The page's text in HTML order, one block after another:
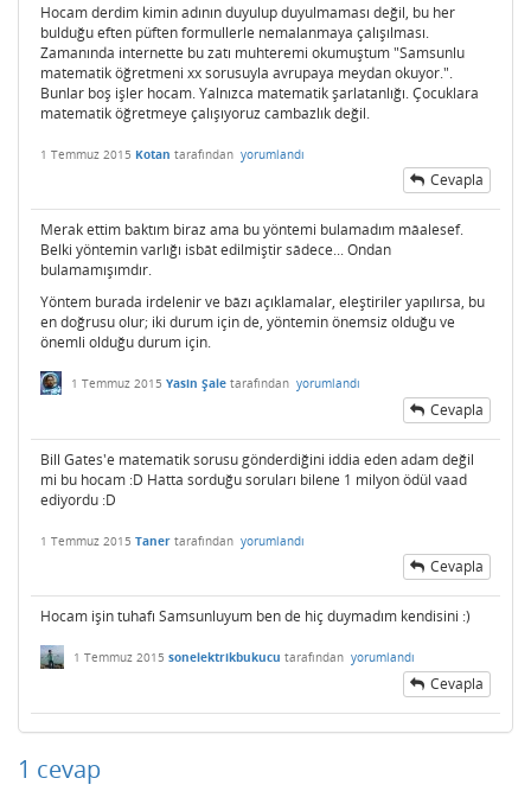
Hocam derdim kimin adının duyulup duyulmaması değil, bu her
bulduğu eften püften formullerle nemalanmaya çalışılması.
Zamanında internette bu zatı muhteremi okumuştum "Samsunlu
matematik öğretmeni xx sorusuyla avrupaya meydan okuyor.".
Bunlar boş işler hocam. Yalnızca matematik şarlatanlığı. Çocuklara
matematik öğretmeye çalışıyoruz cambazlık değil.
1 Temmuz 2015 Kotan tarafından yorumlandı
Cevapla
Merak ettim baktım biraz ama bu yöntemi bulamadım mâalesef.
Belki yöntemin varlığı isbât edilmiştir sâdece... Ondan
bulamamışımdır.
Yöntem burada irdelenir ve bâzı açıklamalar, eleştiriler yapılırsa, bu
en doğrusu olur; iki durum için de, yöntemin önemsiz olduğu ve
önemli olduğu durum için.
1 Temmuz 2015 Yasin Şale tarafından yorumlandı
Cevapla
Bill Gates'e matematik sorusu gönderdiğini iddia eden adam değil
mi bu hocam :D Hatta sorduğu soruları bilene 1 milyon ödül vaad
ediyordu :D
1 Temmuz 2015 Taner tarafından yorumlandı
Cevapla
Hocam işin tuhafı Samsunluyum ben de hiç duymadım kendisini :)
1 Temmuz 2015 sonelektrikbukucu tarafından yorumlandı
Cevapla
1 cevap